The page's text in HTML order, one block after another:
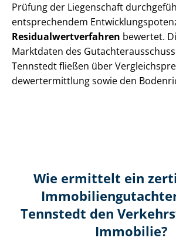
Prüfung der Liegenschaft
entsprechendem
Re­si­du­al­wert­ver­fah­ren bewertet.
Marktdaten des
Tennstedt fließen über
de­wert­ermitt­lung sowie den
Wie ermittelt ein
Tennstedt den
Immobilie?